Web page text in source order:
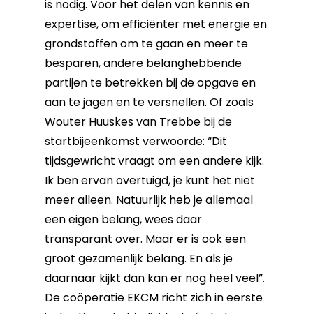
is nodig. Voor het delen van kennis en
expertise, om efficiënter met energie en
grondstoffen om te gaan en meer te
besparen, andere belanghebbende
partijen te betrekken bij de opgave en
aan te jagen en te versnellen. Of zoals
Wouter Huuskes van Trebbe bij de
startbijeenkomst verwoorde: “Dit
tijdsgewricht vraagt om een andere kijk.
Ik ben ervan overtuigd, je kunt het niet
meer alleen. Natuurlijk heb je allemaal
een eigen belang, wees daar
transparant over. Maar er is ook een
groot gezamenlijk belang. En als je
daarnaar kijkt dan kan er nog heel veel”.
De coöperatie EKCM richt zich in eerste